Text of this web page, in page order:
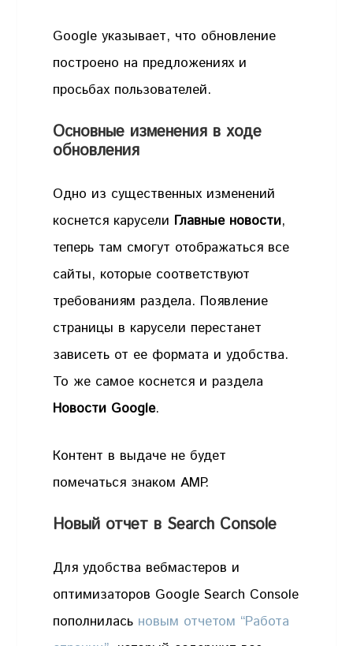
Google указывает, что обновление
построено на предложениях и
просьбах пользователей.
Основные изменения в ходе
обновления
Одно из существенных изменений
коснется карусели Главные новости,
теперь там смогут отображаться все
сайты, которые соответствуют
требованиям раздела. Появление
страницы в карусели перестанет
зависеть от ее формата и удобства.
То же самое коснется и раздела
Новости Google.
Контент в выдаче не будет
помечаться знаком AMP.
Новый отчет в Search Console
Для удобства вебмастеров и
оптимизаторов Google Search Console
пополнилась новым отчетом “Работа